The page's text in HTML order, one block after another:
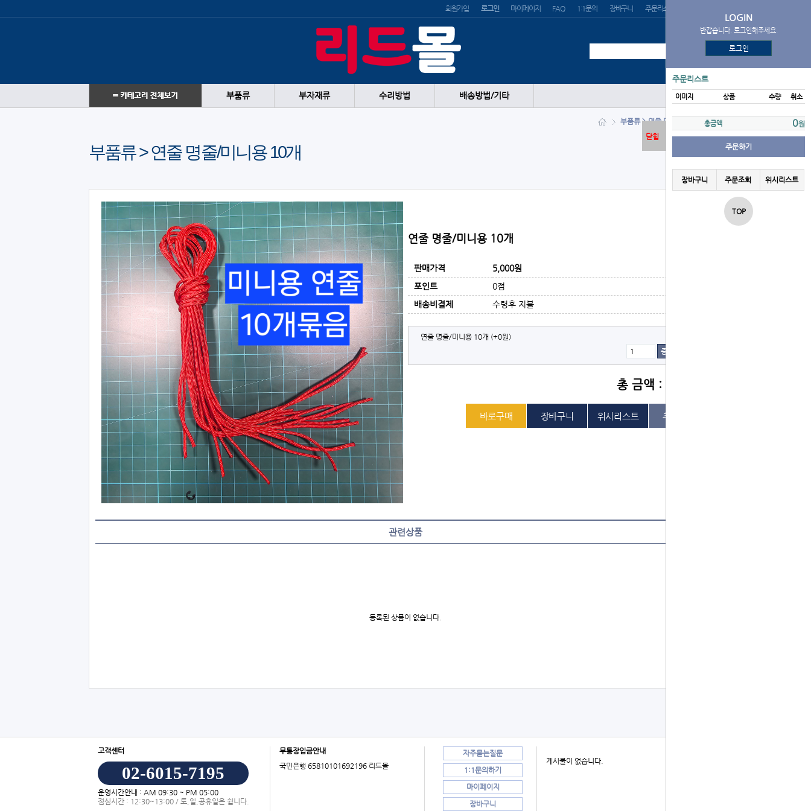
회원가입 로그인 마이페이지 FAQ 1:1문의 장바구니 주문리스트
부품류 부자재류 수리방법 배송방법/기타
부품류 > 연줄 명줄/미니용 10개
부품류 > 연줄 명줄/미니용 10개
LOGIN
반갑습니다. 로그인해주세요.
로그인
주문리스트
이미지 상품 수량 취소
총금액 0원
주문하기
장바구니 주문조회 위시리스트
TOP
닫힘
연줄 명줄/미니용 10개
판매가격
5,000원
포인트
0점
배송비결제
수령후 지불
연줄 명줄/미니용 10개 (+0원)
증가
총 금액 : 5,000원
위시리스트 추천하기
관련상품
등록된 상품이 없습니다.
고객센터
02-6015-7195
운영시간안내 : AM 09:30 ~ PM 05:00
점심시간 : 12:30~13:00 / 토,일,공휴일은 쉽니다.
무통장입금안내
국민은행 65810101692196 리드몰
자주묻는질문
1:1문의하기
마이페이지
장바구니
게시물이 없습니다.